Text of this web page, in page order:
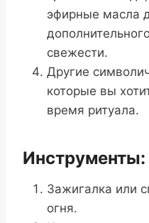
эфирные масла
свежести.
Другие
которые вы
время ритуала.
Инструменты:
Зажигалка или
огня.